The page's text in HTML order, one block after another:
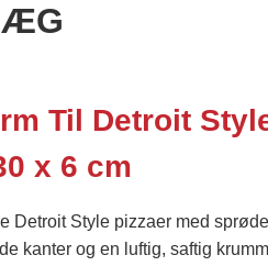
Til Detroit
x 6 cm
Detroit Style pizzaer med
kanter og en luftig, saftig